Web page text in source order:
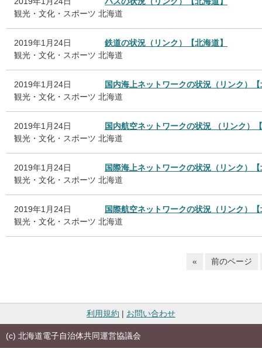
観光・文化・スポーツ 北海道
2019年1月24日
鉄道の状況（リンク）【北海道】
観光・文化・スポーツ 北海道
2019年1月24日
国内海上ネットワークの状況（リンク）
観光・文化・スポーツ 北海道
2019年1月24日
国内航空ネットワークの状況 （リンク）
観光・文化・スポーツ 北海道
2019年1月24日
国際海上ネットワークの状況（リンク）
観光・文化・スポーツ 北海道
2019年1月24日
国際航空ネットワークの状況（リンク）
観光・文化・スポーツ 北海道
« 前のページ
利用規約 | お問い合わせ
(c) 北海道電子自治体共同運営協議会